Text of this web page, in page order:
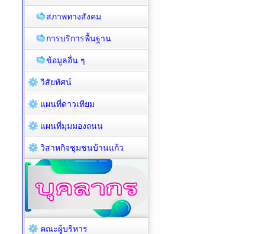
สภาพทางสังคม
การบริการพื้นฐาน
ข้อมูลอื่น ๆ
วิสัยทัศน์
แผนที่ดาวเทียม
แผนที่มุมมองถนน
วิสาหกิจชุมชนบ้านแก้ว
คณะผู้บริหาร